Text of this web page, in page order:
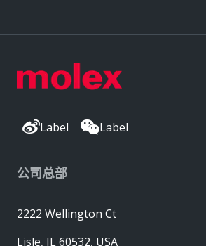
Label Label
公司总部
2222 Wellington Ct
Lisle, IL 60532, USA